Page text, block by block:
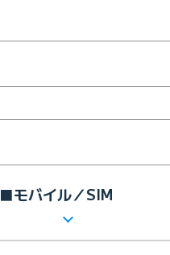
■モバイル／SIM